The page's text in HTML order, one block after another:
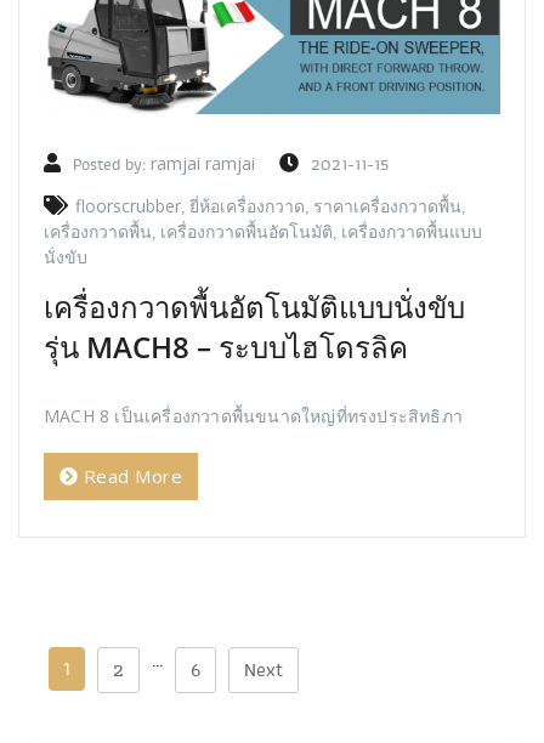
Posted by: ramjai ramjai 2021-11-15
floorscrubber, ยี่ห้อเครื่องกวาด, ราคาเครื่องกวาดพื้น,
เครื่องกวาดพื้น, เครื่องกวาดพื้นอัตโนมัติ, เครื่องกวาดพื้นแบบ
นั่งขับ
เครื่องกวาดพื้นอัตโนมัติแบบนั่งขับ
รุ่น MACH8 – ระบบไฮโดรลิค
MACH 8 เป็นเครื่องกวาดพื้นขนาดใหญ่ที่ทรงประสิทธิภา
Read More
1 2 … 6 Next